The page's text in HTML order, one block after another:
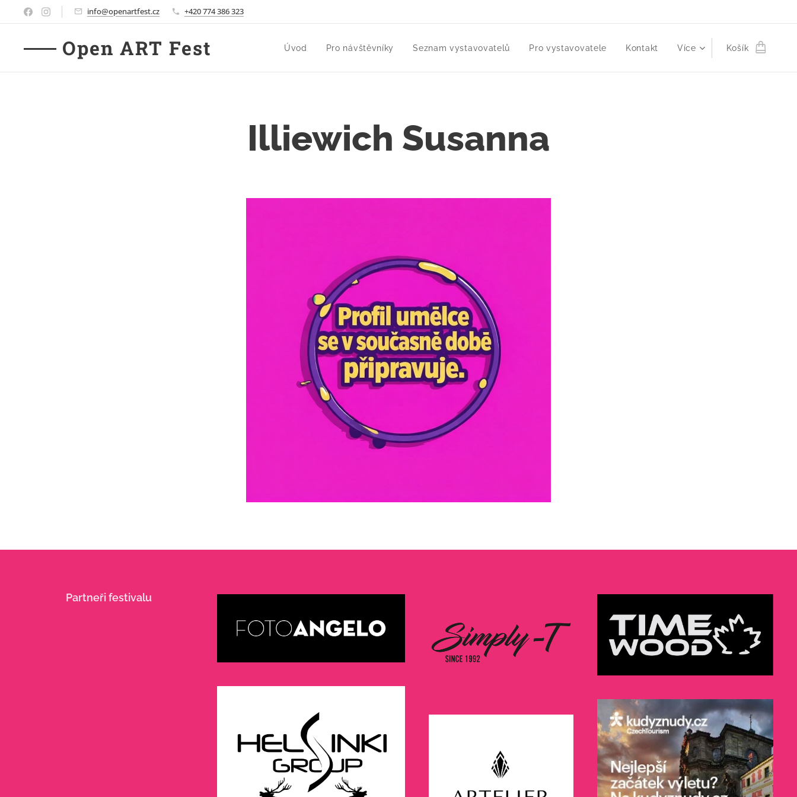
info@openartfest.cz +420 774 386 323
Open ART Fest Úvod Pro návštěvníky Seznam vystavovatelů Pro vystavovatele Kontakt Více Košík
Illiewich Susanna
Partneři festivalu